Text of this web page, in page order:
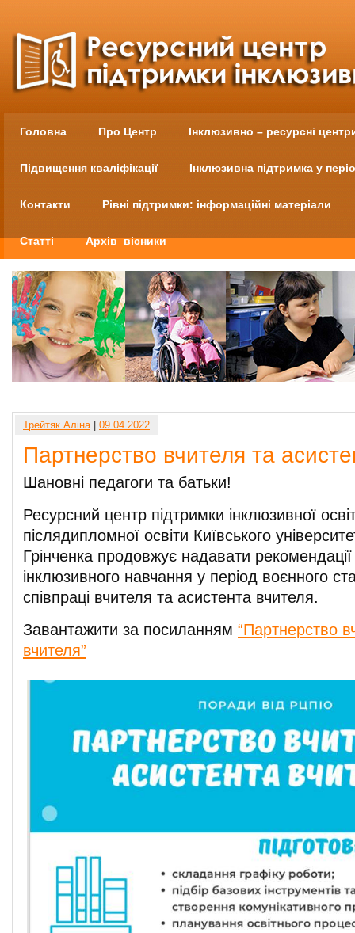
Головна Про Центр Інклюзивно – ресурсні
Підвищення кваліфікації Інклюзивна підтримка у
Контакти Рівні підтримки: інформаційні матеріали
Статті Архів_вісники
Трейтяк Аліна| 09.04.2022
Партнерство вчителя та
Шановні педагоги та батьки!
Ресурсний центр підтримки інклюзивної
післядипломної освіти Київського
Грінченка продовжує надавати рекомендації
інклюзивного навчання у період воєнного
співпраці вчителя та асистента вчителя.
Завантажити за посиланням “Партнерство
вчителя”